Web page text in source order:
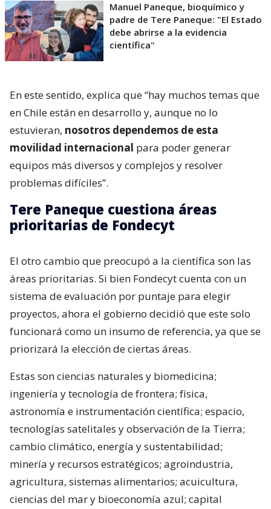
Manuel Paneque, bioquímico y
padre de Tere Paneque: "El Estado
debe abrirse a la evidencia
científica"
En este sentido, explica que “hay muchos temas que
en Chile están en desarrollo y, aunque no lo
estuvieran, nosotros dependemos de esta
movilidad internacional para poder generar
equipos más diversos y complejos y resolver
problemas difíciles”.
Tere Paneque cuestiona áreas
prioritarias de Fondecyt
El otro cambio que preocupó a la científica son las
áreas prioritarias. Si bien Fondecyt cuenta con un
sistema de evaluación por puntaje para elegir
proyectos, ahora el gobierno decidió que este solo
funcionará como un insumo de referencia, ya que se
priorizará la elección de ciertas áreas.
Estas son ciencias naturales y biomedicina;
ingeniería y tecnología de frontera; física,
astronomía e instrumentación científica; espacio,
tecnologías satelitales y observación de la Tierra;
cambio climático, energía y sustentabilidad;
minería y recursos estratégicos; agroindustria,
agricultura, sistemas alimentarios; acuicultura,
ciencias del mar y bioeconomía azul; capital